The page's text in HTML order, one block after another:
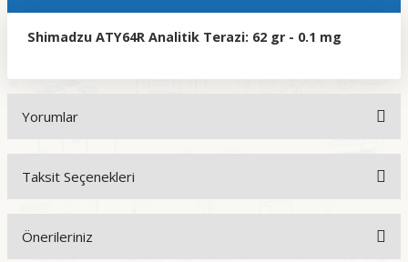
Shimadzu ATY64R Analitik Terazi: 62 gr - 0.1 mg
Yorumlar
Taksit Seçenekleri
Önerileriniz